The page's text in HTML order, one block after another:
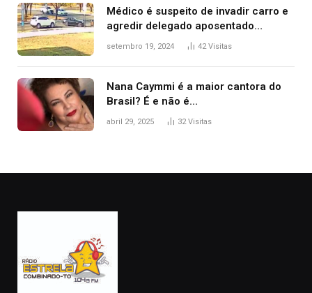
Médico é suspeito de invadir carro e
agredir delegado aposentado
durante confusão no trânsito
setembro 19, 2024 42Visitas
Nana Caymmi é a maior cantora do
Brasil? É e não é…
abril 29, 2025 32Visitas